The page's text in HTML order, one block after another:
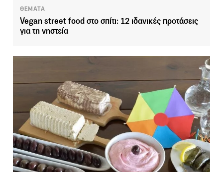
ΘΕΜΑΤΑ
Vegan street food στο σπίτι: 12 ιδανικές προτάσεις
για τη νηστεία